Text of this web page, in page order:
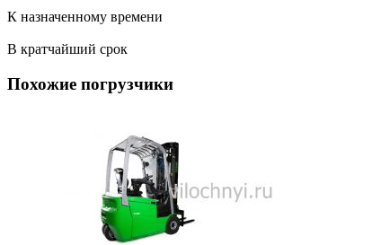
К назначенному времени
В кратчайший срок
Похожие погрузчики